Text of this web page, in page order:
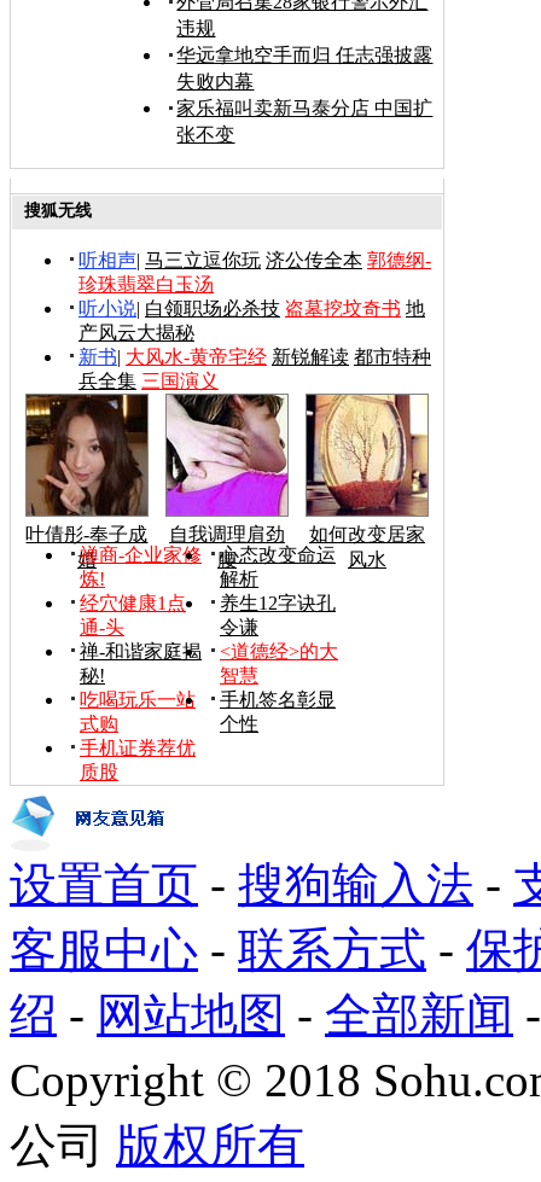
违规
华远拿地空手而归 任志强披露
失败内幕
家乐福叫卖新马泰分店 中国扩
张不变
搜狐无线
听相声| 马三立逗你玩 济公传全本 郭德纲-
珍珠翡翠白玉汤
听小说| 白领职场必杀技 盗墓挖坟奇书 地
产风云大揭秘
新书| 大风水-黄帝宅经 新锐解读 都市特种
兵全集 三国演义
叶倩彤-奉子成
婚
自我调理肩劲
腰
如何改变居家
风水
禅商-企业家修
炼!
心态改变命运
解析
经穴健康1点
通-头
养生12字诀孔
令谦
禅-和谐家庭揭
秘!
<道德经>的大
智慧
吃喝玩乐一站
式购
手机签名彰显
个性
手机证券荐优
质股
设置首页 - 搜狗输入法 -
客服中心 - 联系方式 - 保
绍 - 网站地图 - 全部新闻
Copyright © 2018
公司 版权所有